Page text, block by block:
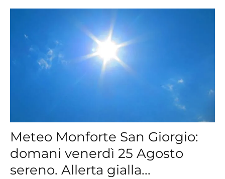
Meteo Monforte San Giorgio:
domani venerdì 25 Agosto
sereno. Allerta gialla...